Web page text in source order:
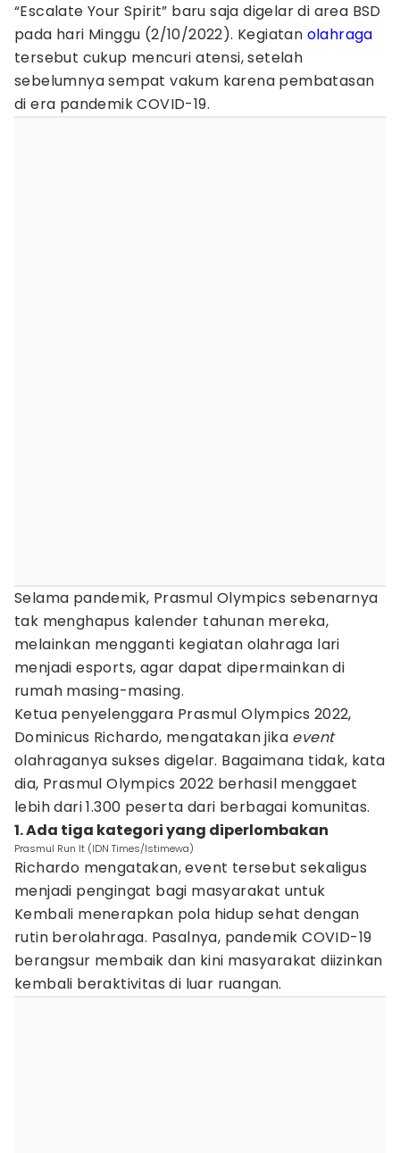
“Escalate Your Spirit” baru saja digelar di area BSD
pada hari Minggu (2/10/2022). Kegiatan olahraga
tersebut cukup mencuri atensi, setelah
sebelumnya sempat vakum karena pembatasan
di era pandemik COVID-19.
Selama pandemik, Prasmul Olympics sebenarnya
tak menghapus kalender tahunan mereka,
melainkan mengganti kegiatan olahraga lari
menjadi esports, agar dapat dipermainkan di
rumah masing-masing.
Ketua penyelenggara Prasmul Olympics 2022,
Dominicus Richardo, mengatakan jika event
olahraganya sukses digelar. Bagaimana tidak, kata
dia, Prasmul Olympics 2022 berhasil menggaet
lebih dari 1.300 peserta dari berbagai komunitas.
1. Ada tiga kategori yang diperlombakan
Prasmul Run It (IDN Times/Istimewa)
Richardo mengatakan, event tersebut sekaligus
menjadi pengingat bagi masyarakat untuk
Kembali menerapkan pola hidup sehat dengan
rutin berolahraga. Pasalnya, pandemik COVID-19
berangsur membaik dan kini masyarakat diizinkan
kembali beraktivitas di luar ruangan.